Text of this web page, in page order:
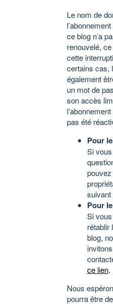
Le nom de
ce blog n’a
renouvelé,
cette
certains cas,
également
un mot de
son accès
pas été
Pour
Si
suivant
Pour
Si
rétablir
blog,
ce lien.
Nous
pourra être